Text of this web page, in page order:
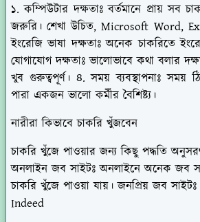
১. কম্পিউটার দক্ষতাঃ বর্তমানে প্রায় সব
জরুরি। শেখা উচিত, Microsoft Word,
ইংরেজি ভাষা দক্ষতাঃ অনেক চাকরিতে
যোগাযোগ দক্ষতাঃ ভালোভাবে কথা বলার
খুব গুরুত্বপূর্ণ। ৪. সময় ব্যবস্থাপনাঃ সময়
পারা একজন ভালো কর্মীর বৈশিষ্ট্য।
নারীরা কিভাবে চাকরি খুঁজবেন
চাকরি খুঁজে পাওয়ার জন্য কিছু পদ্ধতি
অনলাইন জব সাইটঃ অনলাইনে অনেক জব
চাকরি খুঁজে পাওয়া যায়। জনপ্রিয় জব
Indeed